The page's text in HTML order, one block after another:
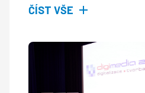
ČÍST VŠE